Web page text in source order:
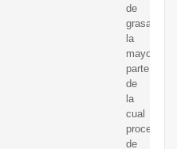
de
grasa,
la
mayor
parte
de
la
cual
procede
de